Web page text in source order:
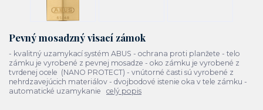
Pevný mosadzný visací zámok
- kvalitný uzamykací systém ABUS - ochrana proti planžete - telo
zámku je vyrobené z pevnej mosadze - oko zámku je vyrobené z
tvrdenej ocele (NANO PROTECT) - vnútorné časti sú vyrobené z
nehrdzavejúcich materiálov - dvojbodové istenie oka v tele zámku -
automatické uzamykanie celý popis